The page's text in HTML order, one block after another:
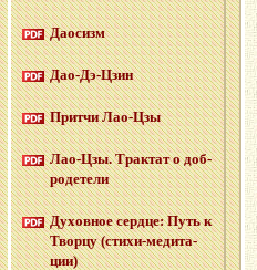
Дао­сизм
Дао-Дэ-Цзин
Прит­чи Лао-Цзы
Лао-Цзы. Трак­тат о доб­
ро­де­те­ли
Ду­хов­ное серд­це: Путь к
Твор­цу (сти­хи-ме­ди­та­
ции)